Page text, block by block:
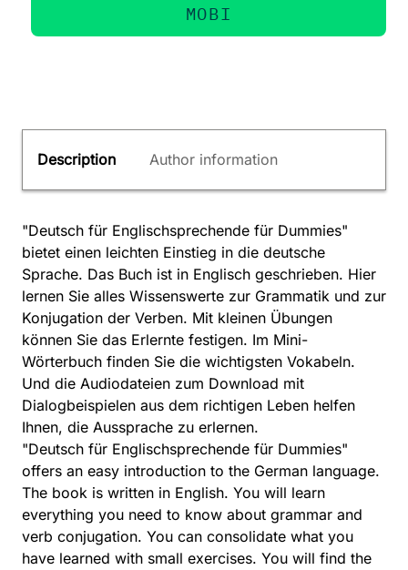
MOBI
Description Author information
"Deutsch für Englischsprechende für Dummies"
bietet einen leichten Einstieg in die deutsche
Sprache. Das Buch ist in Englisch geschrieben. Hier
lernen Sie alles Wissenswerte zur Grammatik und zur
Konjugation der Verben. Mit kleinen Übungen
können Sie das Erlernte festigen. Im Mini-
Wörterbuch finden Sie die wichtigsten Vokabeln.
Und die Audiodateien zum Download mit
Dialogbeispielen aus dem richtigen Leben helfen
Ihnen, die Aussprache zu erlernen.
"Deutsch für Englischsprechende für Dummies"
offers an easy introduction to the German language.
The book is written in English. You will learn
everything you need to know about grammar and
verb conjugation. You can consolidate what you
have learned with small exercises. You will find the